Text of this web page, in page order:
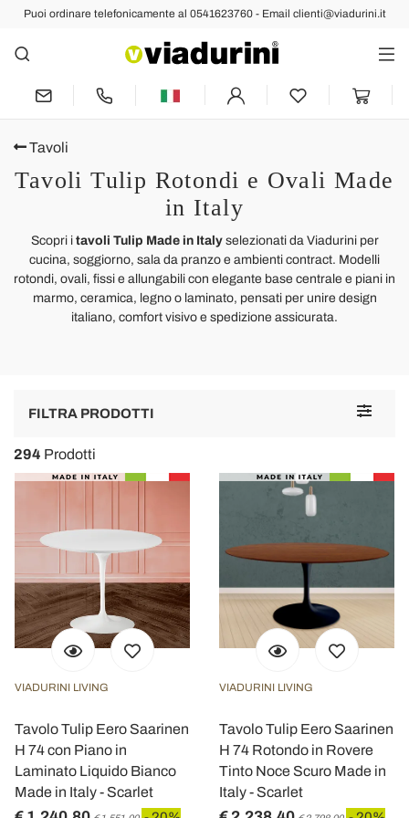
Puoi ordinare telefonicamente al 0541623760 - Email clienti@viadurini.it
Tavoli
Tavoli Tulip Rotondi e Ovali Made
in Italy
Scopri i tavoli Tulip Made in Italyselezionati da Viadurini per
cucina, soggiorno, sala da pranzo e ambienti contract. Modelli
rotondi, ovali, fissi e allungabili con elegante base centrale e piani in
marmo, ceramica, legno o laminato, pensati per unire design
italiano, comfort visivo e spedizione assicurata.
Toggle
FILTRA PRODOTTI
294 Prodotti
VIADURINI LIVING
Tavolo Tulip Eero Saarinen
H 74 con Piano in
Laminato Liquido Bianco
Made in Italy - Scarlet
VIADURINI LIVING
Tavolo Tulip Eero Saarinen
H 74 Rotondo in Rovere
Tinto Noce Scuro Made in
Italy - Scarlet